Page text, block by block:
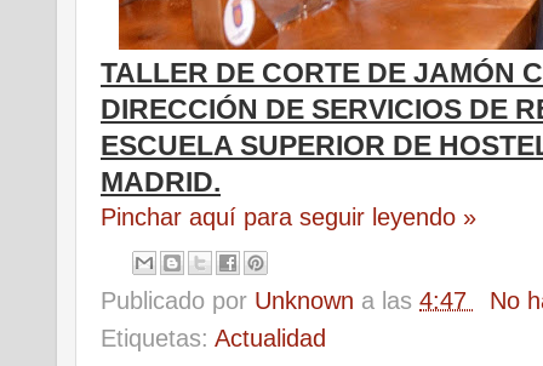
TALLER DE CORTE DE JAMÓN
DIRECCIÓN DE SERVICIOS DE
ESCUELA SUPERIOR DE
MADRID.
Pinchar aquí para seguir leyendo »
Publicado por Unknown a las 4:47
No
Etiquetas: Actualidad